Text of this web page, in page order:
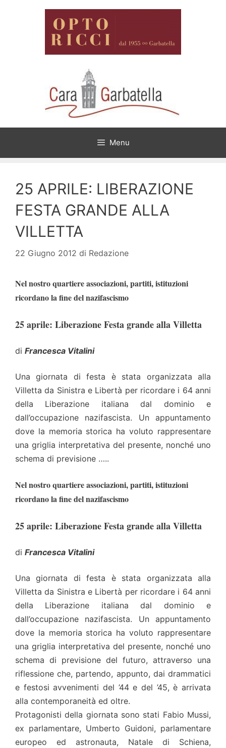
Menu
​25 APRILE: LIBERAZIONE
FESTA GRANDE ALLA
VILLETTA
22 Giugno 2012 di Redazione
Nel nostro quartiere associazioni, partiti, istituzioni
ricordano la fine del nazifascismo
25 aprile: Liberazione Festa grande alla Villetta
di Francesca Vitalini
Una giornata di festa è stata organizzata alla
Villetta da Sinistra e Libertà per ricordare i 64 anni
della Liberazione italiana dal dominio e
dall’occupazione nazifascista. Un appuntamento
dove la memoria storica ha voluto rappresentare
una griglia interpretativa del presente, nonché uno
schema di previsione …..
Nel nostro quartiere associazioni, partiti, istituzioni
ricordano la fine del nazifascismo
25 aprile: Liberazione Festa grande alla Villetta
di Francesca Vitalini
Una giornata di festa è stata organizzata alla
Villetta da Sinistra e Libertà per ricordare i 64 anni
della Liberazione italiana dal dominio e
dall’occupazione nazifascista. Un appuntamento
dove la memoria storica ha voluto rappresentare
una griglia interpretativa del presente, nonché uno
schema di previsione del futuro, attraverso una
riflessione che, partendo, appunto, dai drammatici
e festosi avvenimenti del ’44 e del ’45, è arrivata
alla contemporaneità ed oltre.
Protagonisti della giornata sono stati Fabio Mussi,
ex parlamentare, Umberto Guidoni, parlamentare
europeo ed astronauta, Natale di Schiena,